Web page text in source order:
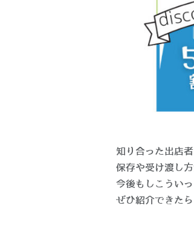
知り合った出店
保存や受け渡し
今後もしこうい
ぜひ紹介できた